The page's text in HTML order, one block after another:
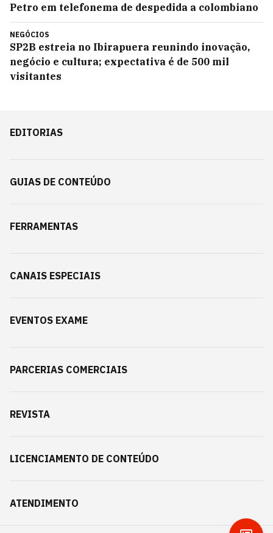
Petro em telefonema de despedida a colombiano
NEGÓCIOS
SP2B estreia no Ibirapuera reunindo inovação,
negócio e cultura; expectativa é de 500 mil
visitantes
EDITORIAS
GUIAS DE CONTEÚDO
FERRAMENTAS
CANAIS ESPECIAIS
EVENTOS EXAME
PARCERIAS COMERCIAIS
REVISTA
LICENCIAMENTO DE CONTEÚDO
ATENDIMENTO